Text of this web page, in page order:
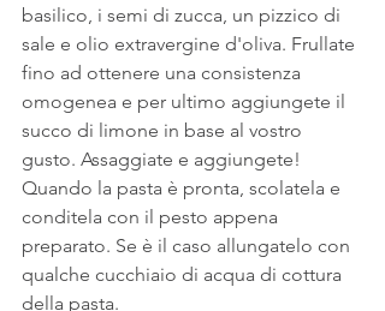
basilico, i semi di zucca, un pizzico di
sale e olio extravergine d'oliva. Frullate
fino ad ottenere una consistenza
omogenea e per ultimo aggiungete il
succo di limone in base al vostro
gusto. Assaggiate e aggiungete!
Quando la pasta è pronta, scolatela e
conditela con il pesto appena
preparato. Se è il caso allungatelo con
qualche cucchiaio di acqua di cottura
della pasta.